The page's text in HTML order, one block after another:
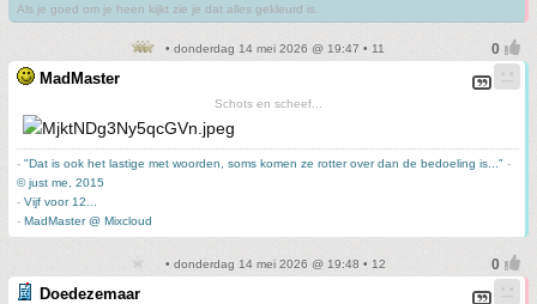
Als je goed om je heen kijkt zie je dat alles gekleurd is.
• donderdag 14 mei 2026 @ 19:47 • 11
MadMaster
Schots en scheef...
- "Dat is ook het lastige met woorden, soms komen ze rotter over dan de bedoeling is..." -
© just me, 2015
- Vijf voor 12...
- MadMaster @ Mixcloud
• donderdag 14 mei 2026 @ 19:48 • 12
Doedezemaar